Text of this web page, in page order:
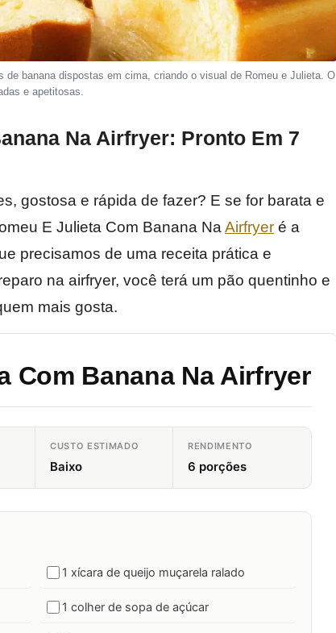
banana dispostas em cima, criando o visual de Romeu e Julieta. O
e apetitosas.
Na Airfryer: Pronto Em 7
gostosa e rápida de fazer? E se for barata e
E Julieta Com Banana Na Airfryer é a
precisamos de uma receita prática e
na airfryer, você terá um pão quentinho e
mais gosta.
Com Banana Na Airfryer
CUSTO ESTIMADO
Baixo
RENDIMENTO
6 porções
1 xícara de queijo muçarela ralado
1 colher de sopa de açúcar